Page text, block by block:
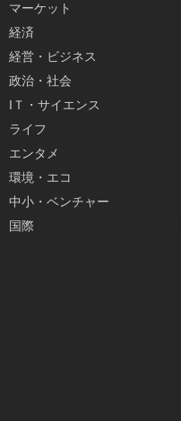
マーケット
経済
経営・ビジネス
政治・社会
IＴ・サイエンス
ライフ
エンタメ
環境・エコ
中小・ベンチャー
国際